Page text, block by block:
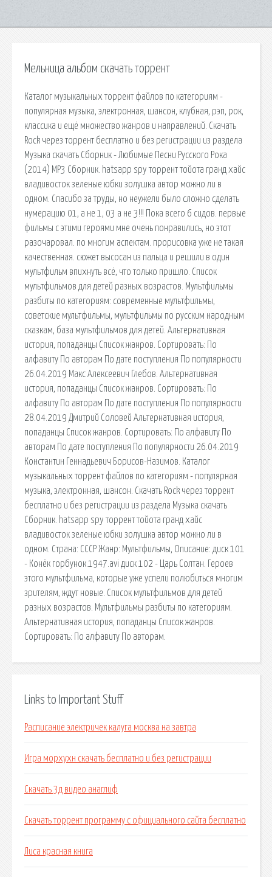
Мельница альбом скачать торрент
Каталог музыкальных торрент файлов по категориям -
популярная музыка, электронная, шансон, клубная, рэп, рок,
классика и ещё множество жанров и направлений. Скачать
Rock через торрент бесплатно и без регистрации из раздела
Музыка скачать Сборник - Любимые Песни Русского Рока
(2014) MP3 Сборник. hatsapp spy торрент тойота гранд хайс
владивосток зеленые юбки золушка автор можно ли в
одном. Спасибо за труды, но неужели было сложно сделать
нумерацию 01, а не 1, 03 а не 3!!! Пока всего 6 сидов. первые
фильмы с этими героями мне очень понравились, но этот
разочаровал. по многим аспектам. прорисовка уже не такая
качественная. сюжет высосан из пальца и решили в один
мультфильм впихнуть всё, что только пришло. Список
мультфильмов для детей разных возрастов. Мультфильмы
разбиты по категориям: современные мультфильмы,
советские мультфильмы, мультфильмы по русским народным
сказкам, база мультфильмов для детей. Альтернативная
история, попаданцы Список жанров. Сортировать: По
алфавиту По авторам По дате поступления По популярности
26.04.2019 Макс Алексеевич Глебов. Альтернативная
история, попаданцы Список жанров. Сортировать: По
алфавиту По авторам По дате поступления По популярности
28.04.2019 Дмитрий Соловей Альтернативная история,
попаданцы Список жанров. Сортировать: По алфавиту По
авторам По дате поступления По популярности 26.04.2019
Константин Геннадьевич Борисов-Назимов. Каталог
музыкальных торрент файлов по категориям - популярная
музыка, электронная, шансон. Скачать Rock через торрент
бесплатно и без регистрации из раздела Музыка скачать
Сборник. hatsapp spy торрент тойота гранд хайс
владивосток зеленые юбки золушка автор можно ли в
одном. Страна: СССР Жанр: Мультфильмы, Описание: диск 101
- Конёк горбунок.1947.avi диск 102 - Царь Солтан. Героев
этого мультфильма, которые уже успели полюбиться многим
зрителям, ждут новые. Список мультфильмов для детей
разных возрастов. Мультфильмы разбиты по категориям.
Альтернативная история, попаданцы Список жанров.
Сортировать: По алфавиту По авторам.
Links to Important Stuff
Расписание электричек калуга москва на завтра
Игра морхухн скачать бесплатно и без регистрации
Скачать 3д видео анаглиф
Скачать торрент программу с официального сайта бесплатно
Лиса красная книга